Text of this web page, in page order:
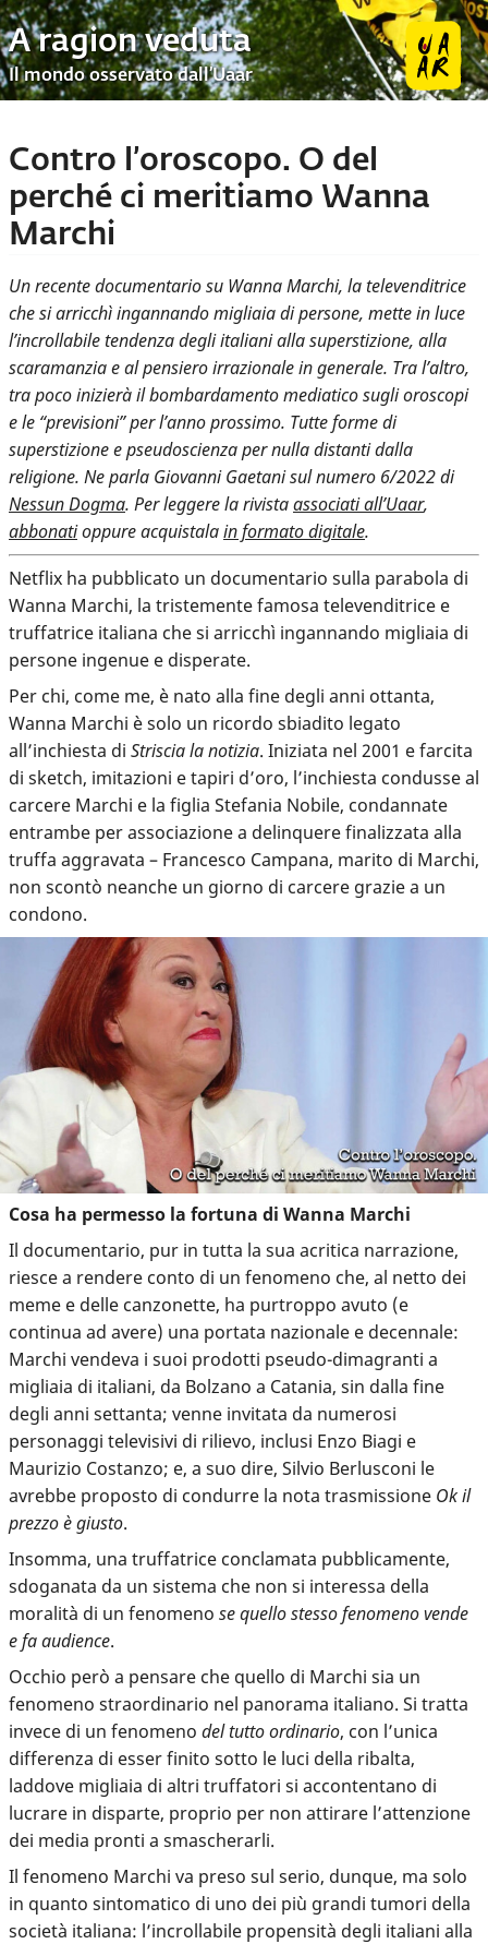
A ragion veduta
Il mondo osservato dall’Uaar
Contro l’oroscopo. O del
perché ci meritiamo Wanna
Marchi
Un recente documentario su Wanna Marchi, la televenditrice
che si arricchì ingannando migliaia di persone, mette in luce
l’incrollabile tendenza degli italiani alla superstizione, alla
scaramanzia e al pensiero irrazionale in generale. Tra l’altro,
tra poco inizierà il bombardamento mediatico sugli oroscopi
e le “previsioni” per l’anno prossimo. Tutte forme di
superstizione e pseudoscienza per nulla distanti dalla
religione. Ne parla Giovanni Gaetani sul numero 6/2022 di
Nessun Dogma. Per leggere la rivistaassociati all’Uaar,
abbonatioppure acquistalain formato digitale.
Netflix ha pubblicato un documentario sulla parabola di
Wanna Marchi, la tristemente famosa televenditrice e
truffatrice italiana che si arricchì ingannando migliaia di
persone ingenue e disperate.
Per chi, come me, è nato alla fine degli anni ottanta,
Wanna Marchi è solo un ricordo sbiadito legato
all’inchiesta di Striscia la notizia. Iniziata nel 2001 e farcita
di sketch, imitazioni e tapiri d’oro, l’inchiesta condusse al
carcere Marchi e la figlia Stefania Nobile, condannate
entrambe per associazione a delinquere finalizzata alla
truffa aggravata – Francesco Campana, marito di Marchi,
non scontò neanche un giorno di carcere grazie a un
condono.
Cosa ha permesso la fortuna di Wanna Marchi
Il documentario, pur in tutta la sua acritica narrazione,
riesce a rendere conto di un fenomeno che, al netto dei
meme e delle canzonette, ha purtroppo avuto (e
continua ad avere) una portata nazionale e decennale:
Marchi vendeva i suoi prodotti pseudo-dimagranti a
migliaia di italiani, da Bolzano a Catania, sin dalla fine
degli anni settanta; venne invitata da numerosi
personaggi televisivi di rilievo, inclusi Enzo Biagi e
Maurizio Costanzo; e, a suo dire, Silvio Berlusconi le
avrebbe proposto di condurre la nota trasmissione Ok il
prezzo è giusto.
Insomma, una truffatrice conclamata pubblicamente,
sdoganata da un sistema che non si interessa della
moralità di un fenomeno se quello stesso fenomeno vende
e fa audience.
Occhio però a pensare che quello di Marchi sia un
fenomeno straordinario nel panorama italiano. Si tratta
invece di un fenomeno del tutto ordinario, con l’unica
differenza di esser finito sotto le luci della ribalta,
laddove migliaia di altri truffatori si accontentano di
lucrare in disparte, proprio per non attirare l’attenzione
dei media pronti a smascherarli.
Il fenomeno Marchi va preso sul serio, dunque, ma solo
in quanto sintomatico di uno dei più grandi tumori della
società italiana: l’incrollabile propensità degli italiani alla